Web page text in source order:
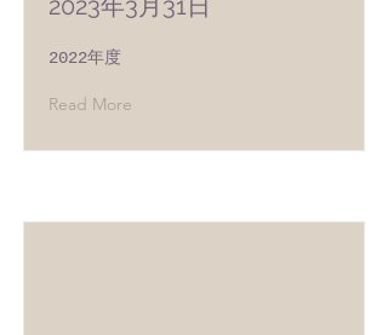
2023年3月31日
2022年度
Read More